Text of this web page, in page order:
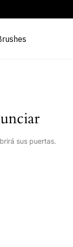
sus puertas.